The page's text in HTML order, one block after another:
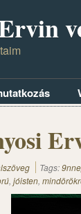
Tags:
, jóisten,